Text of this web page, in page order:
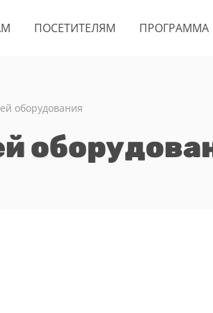
ПОСЕТИТЕЛЯМ ПРОГРАММА
оборудования